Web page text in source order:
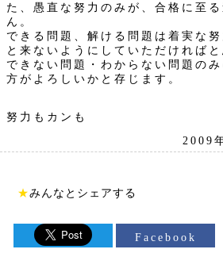
た、愚直な努力のみが、合格に至
ん。
できる問題、解ける問題は着実な
と来ないようにしていただければと
できない問題・わからない問題の
方がよろしいかと存じます。
努力もカンも
2009
★みんなとシェアする
Facebook